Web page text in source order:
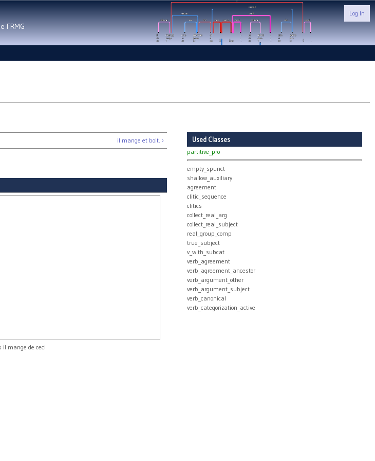
FRMG
Log In
il mange et boit. ›
il mange de ceci
Used Classes
partitive_pro
empty_spunct
shallow_auxiliary
agreement
clitic_sequence
clitics
collect_real_arg
collect_real_subject
real_group_comp
true_subject
v_with_subcat
verb_agreement
verb_agreement_ancestor
verb_argument_other
verb_argument_subject
verb_canonical
verb_categorization_active